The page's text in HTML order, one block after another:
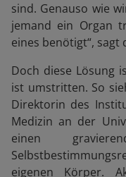
sind. Genauso wie
jemand ein Organ
eines benötigt“,
Doch diese Lösung
ist umstritten. So
Direktorin des
Medizin an der
einen
eigenen Körper.